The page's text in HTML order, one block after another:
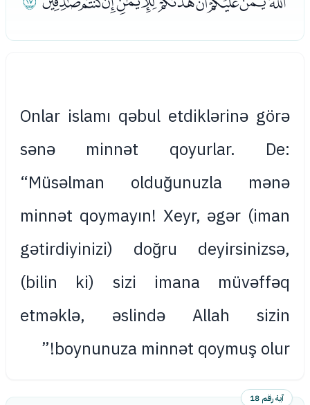
Onlar islamı qəbul etdiklərinə görə
sənə minnət qoyurlar. De:
“Müsəlman olduğunuzla mənə
minnət qoymayın! Xeyr, əgər (iman
gətirdiyinizi) doğru deyirsinizsə,
(bilin ki) sizi imana müvəffəq
etməklə, əslində Allah sizin
boynunuza minnət qoymuş olur!”
آية رقم 18